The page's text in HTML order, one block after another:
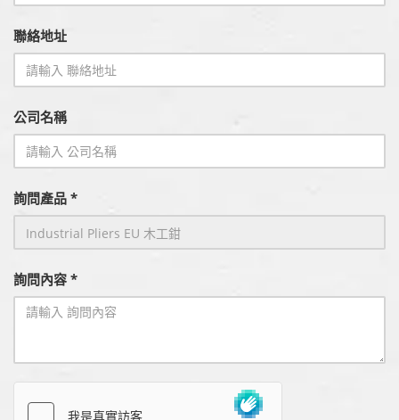
聯絡地址
公司名稱
詢問產品 *
詢問內容 *